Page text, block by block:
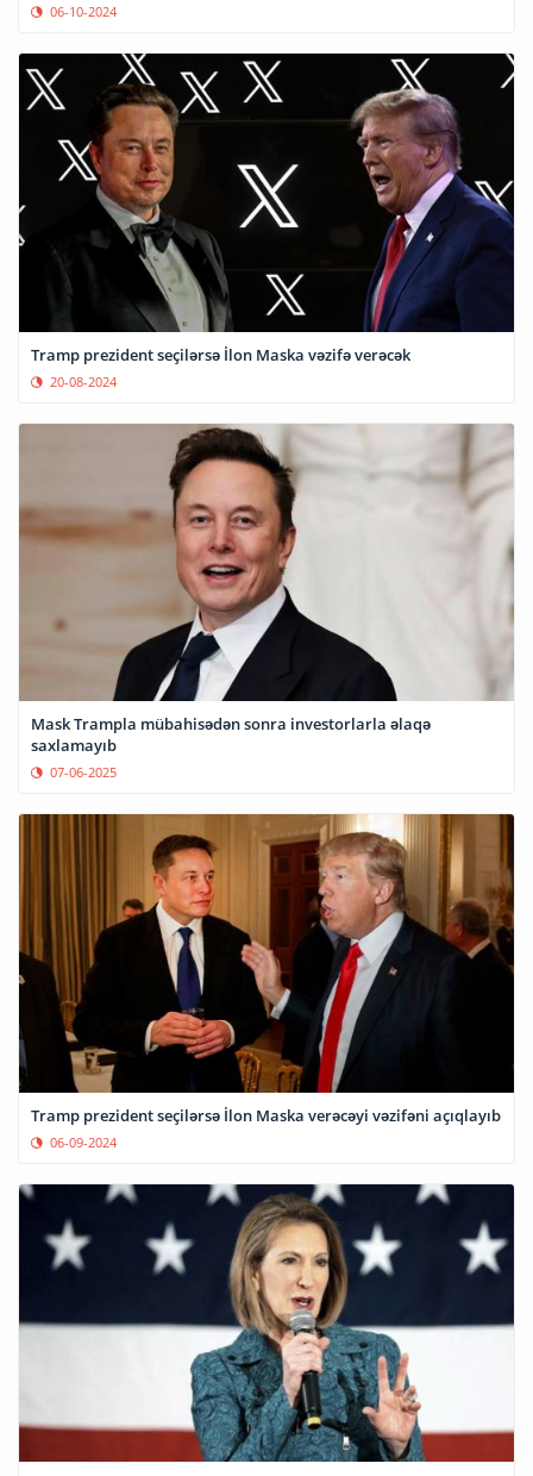
06-10-2024
Tramp prezident seçilərsə İlon Maska vəzifə verəcək
20-08-2024
Mask Trampla mübahisədən sonra investorlarla əlaqə
saxlamayıb
07-06-2025
Tramp prezident seçilərsə İlon Maska verəcəyi vəzifəni açıqlayıb
06-09-2024